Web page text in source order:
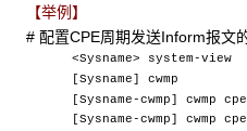
【举例】
# 配置CPE周期发送Inform报文
<Sysname> system-view
[Sysname] cwmp
[Sysname-cwmp] cwmp
[Sysname-cwmp] cwmp